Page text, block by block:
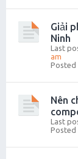
Giải
Ninh
Last
am
Posted
Nên
Last
Posted